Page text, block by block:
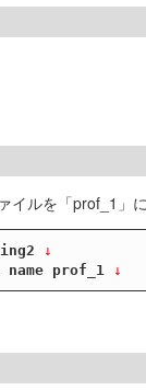
イルを「prof_1」
↓
prof_1 ↓